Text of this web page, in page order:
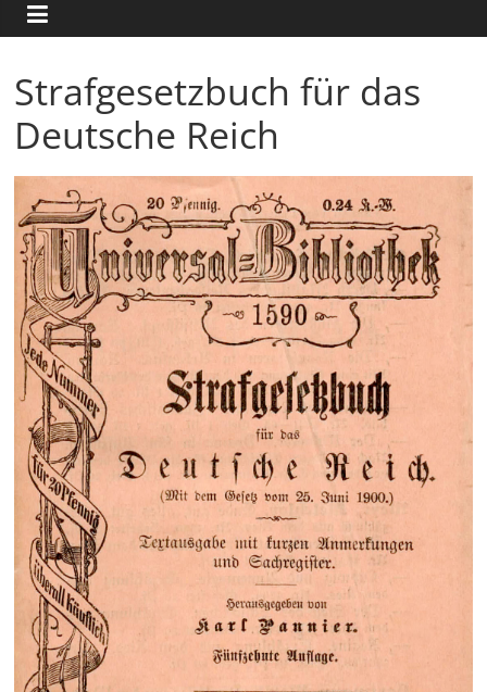
Strafgesetzbuch für das
Deutsche Reich